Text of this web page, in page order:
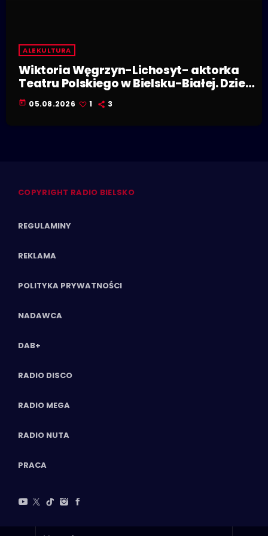
ALE KULTURA
Wiktoria Węgrzyn-Lichosyt- aktorka
Teatru Polskiego w Bielsku-Białej. Dzieje
się w Polskiej Stolicy Kultury!
today 05.08.2026 1 3
COPYRIGHT RADIO BIELSKO
REGULAMINY
REKLAMA
POLITYKA PRYWATNOŚCI
NADAWCA
DAB+
RADIO DISCO
RADIO MEGA
RADIO NUTA
PRACA